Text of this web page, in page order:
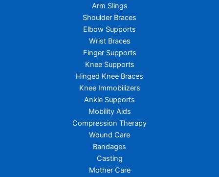
Arm Slings
Shoulder Braces
Elbow Supports
Wrist Braces
Finger Supports
Knee Supports
Hinged Knee Braces
Knee Immobilizers
Ankle Supports
Mobility Aids
Compression Therapy
Wound Care
Bandages
Casting
Mother Care